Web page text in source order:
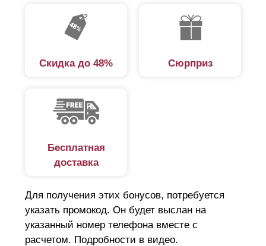
Скидка до 48% Сюрприз
Бесплатная
доставка
Для получения этих бонусов, потребуется
указать промокод. Он будет выслан на
указанный номер телефона вместе с
расчетом. Подробности в видео.